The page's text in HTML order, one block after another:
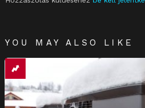
YOU MAY ALSO LIKE